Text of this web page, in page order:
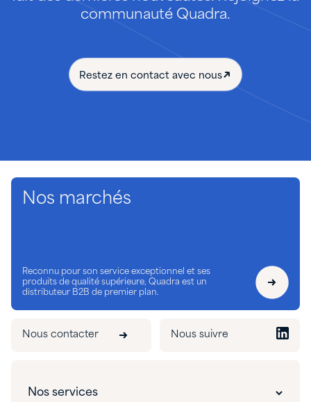
communauté Quadra.
Restez en contact avec nous
Nos marchés
Reconnu pour son service exceptionnel et ses
produits de qualité supérieure, Quadra est un
distributeur B2B de premier plan.
Nous contacter Nous suivre
Nos services